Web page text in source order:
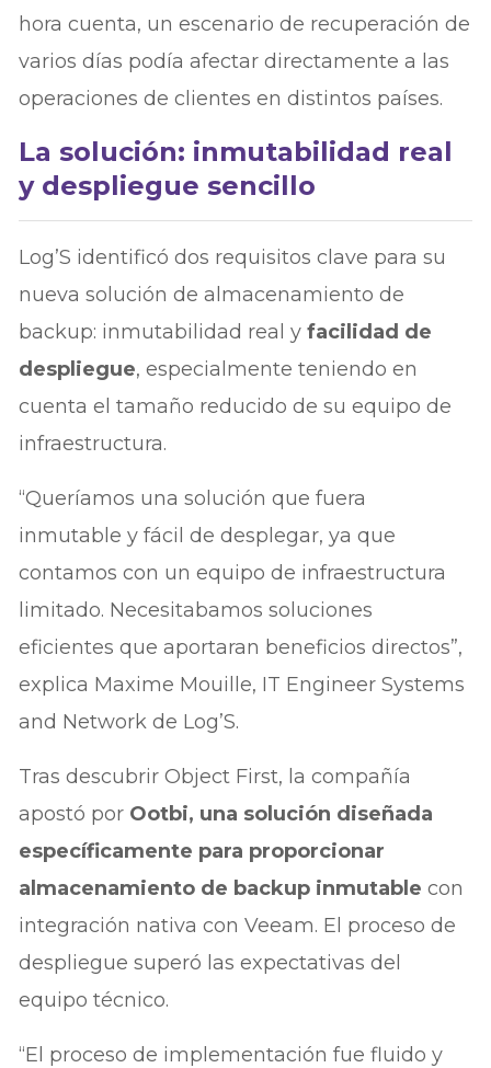
hora cuenta, un escenario de recuperación de
varios días podía afectar directamente a las
operaciones de clientes en distintos países.
La solución: inmutabilidad real
y despliegue sencillo
Log’S identificó dos requisitos clave para su
nueva solución de almacenamiento de
backup: inmutabilidad real yfacilidad de
despliegue, especialmente teniendo en
cuenta el tamaño reducido de su equipo de
infraestructura.
“Queríamos una solución que fuera
inmutable y fácil de desplegar, ya que
contamos con un equipo de infraestructura
limitado. Necesitabamos soluciones
eficientes que aportaran beneficios directos”,
explica Maxime Mouille, IT Engineer Systems
and Network de Log’S.
Tras descubrir Object First, la compañía
apostó por Ootbi, una solución diseñada
específicamente para proporcionar
almacenamiento de backup inmutablecon
integración nativa con Veeam. El proceso de
despliegue superó las expectativas del
equipo técnico.
“El proceso de implementación fue fluido y